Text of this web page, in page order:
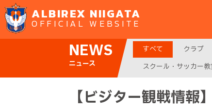
ALBIREX NIIGATA
OFFICIAL WEBSITE
NEWS
ニュース
すべて クラブ
スクール・サッカー
【ビジター観戦情